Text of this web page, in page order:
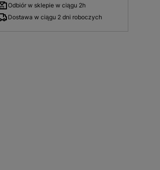
Odbiór w sklepie w ciągu 2h
Dostawa w ciągu 2 dni roboczych